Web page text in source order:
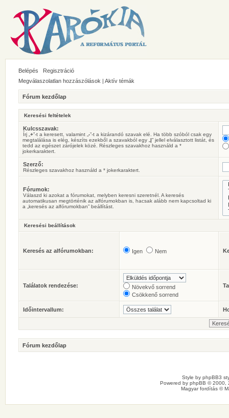
Belépés
Regisztráció
Megválaszolatlan hozzászólások | Aktív témák
Fórum kezdőlap
Keresési feltételek
Kulcsszavak:
Írj „ +”-t a keresett, valamint „ -”-t a kizárandó szavak elé. Ha több szóból csak egy
megtalálása is elég, készíts ezekből a szavakból egy „ |” jellel elválasztott listát, és
tedd az egészet zárójelek közé. Részleges szavakhoz használd a *
jokerkaraktert.
Szerző:
Részleges szavakhoz használd a * jokerkaraktert.
Fórumok:
Válaszd ki azokat a fórumokat, melyben keresni szeretnél. A keresés
automatikusan megtörténik az alfórumokban is, hacsak alább nem kapcsoltad ki
a „keresés az alfórumokban” beállítást.
Keresési beállítások
Keresés az alfórumokban: Igen Nem
Találatok rendezése:
Növekvő sorrend
Csökkenő sorrend
Időintervallum:
Fórum kezdőlap
Style by phpBB3
Powered by phpBB © 2000,
Magyar fordítás ©